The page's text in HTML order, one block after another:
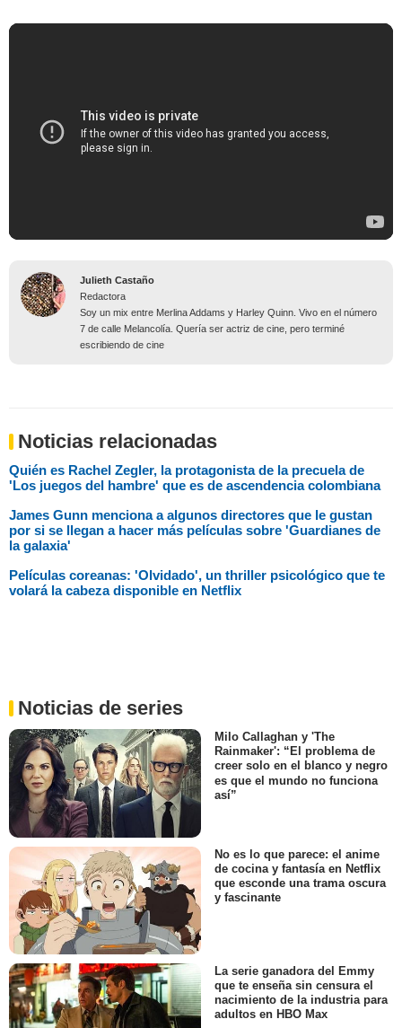
Julieth Castaño
Redactora
Soy un mix entre Merlina Addams y Harley Quinn. Vivo en el número
7 de calle Melancolía. Quería ser actriz de cine, pero terminé
escribiendo de cine
Noticias relacionadas
Quién es Rachel Zegler, la protagonista de la precuela de
'Los juegos del hambre' que es de ascendencia colombiana
James Gunn menciona a algunos directores que le gustan
por si se llegan a hacer más películas sobre 'Guardianes de
la galaxia'
Películas coreanas: 'Olvidado', un thriller psicológico que te
volará la cabeza disponible en Netflix
Noticias de series
Milo Callaghan y 'The
Rainmaker': “El problema de
creer solo en el blanco y negro
es que el mundo no funciona
así”
No es lo que parece: el anime
de cocina y fantasía en Netflix
que esconde una trama oscura
y fascinante
La serie ganadora del Emmy
que te enseña sin censura el
nacimiento de la industria para
adultos en HBO Max